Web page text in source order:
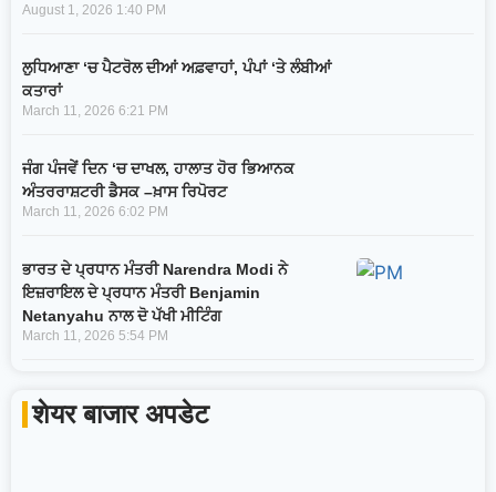
August 1, 2026 1:40 PM
ਲੁਧਿਆਣਾ ‘ਚ ਪੈਟਰੋਲ ਦੀਆਂ ਅਫ਼ਵਾਹਾਂ, ਪੰਪਾਂ ‘ਤੇ ਲੰਬੀਆਂ
ਕਤਾਰਾਂ
March 11, 2026 6:21 PM
ਜੰਗ ਪੰਜਵੇਂ ਦਿਨ ‘ਚ ਦਾਖਲ, ਹਾਲਾਤ ਹੋਰ ਭਿਆਨਕ
ਅੰਤਰਰਾਸ਼ਟਰੀ ਡੈਸਕ –ਖ਼ਾਸ ਰਿਪੋਰਟ
March 11, 2026 6:02 PM
ਭਾਰਤ ਦੇ ਪ੍ਰਧਾਨ ਮੰਤਰੀ Narendra Modi ਨੇ
ਇਜ਼ਰਾਇਲ ਦੇ ਪ੍ਰਧਾਨ ਮੰਤਰੀ Benjamin
Netanyahu ਨਾਲ ਦੋ ਪੱਖੀ ਮੀਟਿੰਗ
March 11, 2026 5:54 PM
शेयर बाजार अपडेट